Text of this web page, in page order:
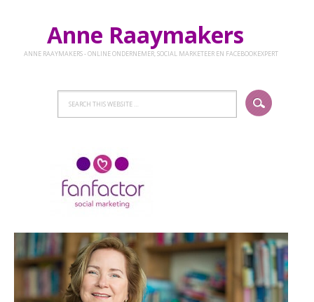
Anne Raaymakers
ANNE RAAYMAKERS - ONLINE ONDERNEMER, SOCIAL MARKETEER EN FACEBOOKEXPERT